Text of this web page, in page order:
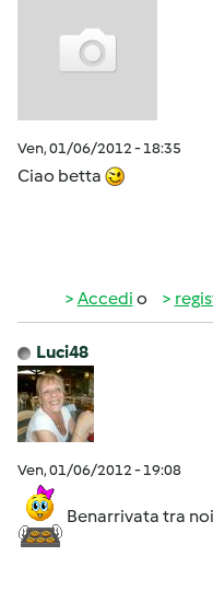
Ven, 01/06/2012 - 18:35
Ciao betta
Accedi o
Luci48
Ven, 01/06/2012 - 19:08
Benarrivata tra noi